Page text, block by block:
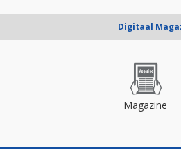
Digitaal
Magazine